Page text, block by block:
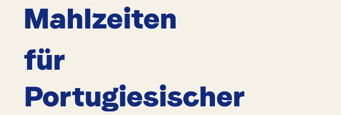
Mahlzeiten
für
Portugiesischer